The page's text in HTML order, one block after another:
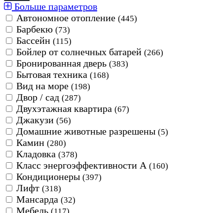
Больше параметров
Автономное отопление (445)
Барбекю (73)
Бассейн (115)
Бойлер от солнечных батарей (266)
Бронированная дверь (383)
Бытовая техника (168)
Вид на море (198)
Двор / сад (287)
Двухэтажная квартира (67)
Джакузи (56)
Домашние животные разрешены (5)
Камин (280)
Кладовка (378)
Класс энергоэффективности А (160)
Кондиционеры (397)
Лифт (318)
Мансарда (32)
Мебель